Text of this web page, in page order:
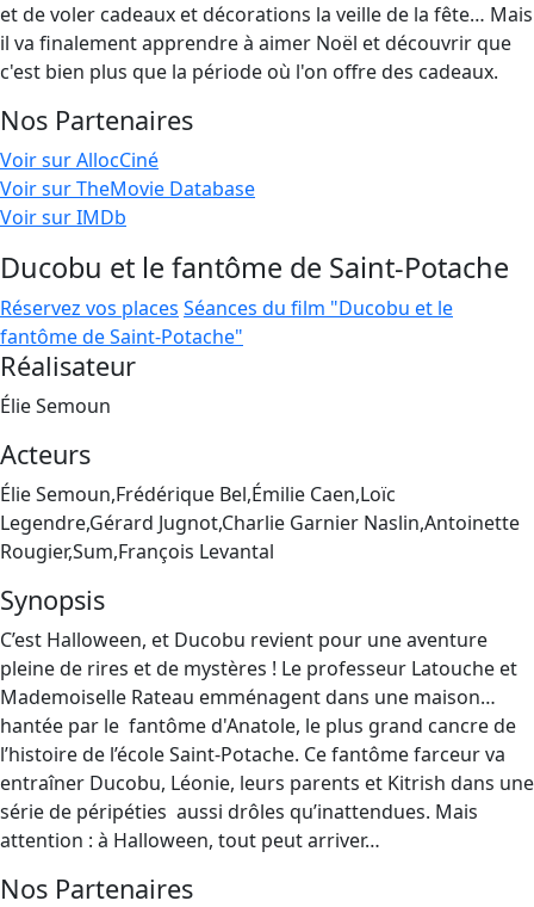
et de voler cadeaux et décorations la veille de la fête… Mais
il va finalement apprendre à aimer Noël et découvrir que
c'est bien plus que la période où l'on offre des cadeaux.
Nos Partenaires
Voir sur AllocCiné
Voir sur TheMovie Database
Voir sur IMDb
Ducobu et le fantôme de Saint-Potache
Réservez vos places Séances du film "Ducobu et le
fantôme de Saint-Potache"
Réalisateur
Élie Semoun
Acteurs
Élie Semoun,Frédérique Bel,Émilie Caen,Loïc
Legendre,Gérard Jugnot,Charlie Garnier Naslin,Antoinette
Rougier,Sum,François Levantal
Synopsis
C’est Halloween, et Ducobu revient pour une aventure
pleine de rires et de mystères ! Le professeur Latouche et
Mademoiselle Rateau emménagent dans une maison…
hantée par le ​ fantôme d'Anatole, le plus grand cancre de
l’histoire de l’école Saint-Potache. Ce fantôme farceur va
entraîner Ducobu, Léonie, leurs parents et Kitrish dans une
série de péripéties ​ aussi drôles qu’inattendues. Mais
attention : à Halloween, tout peut arriver…
Nos Partenaires